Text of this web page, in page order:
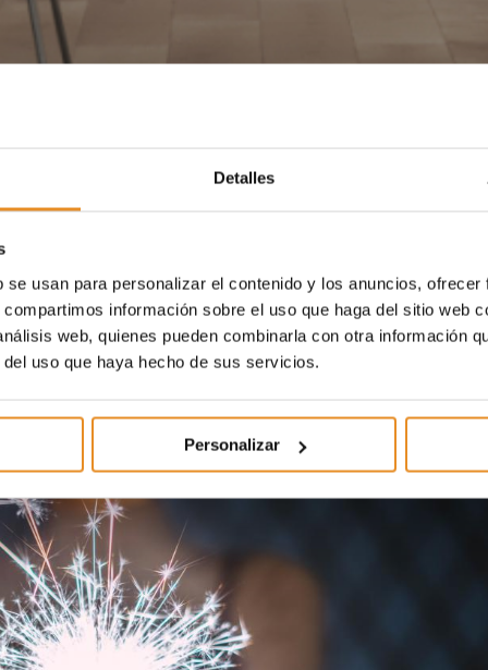
Detalles
usan para personalizar el contenido y los anuncios,
información sobre el uso que haga del sitio web
web, quienes pueden combinarla con otra información
uso que haya hecho de sus servicios.
Personalizar